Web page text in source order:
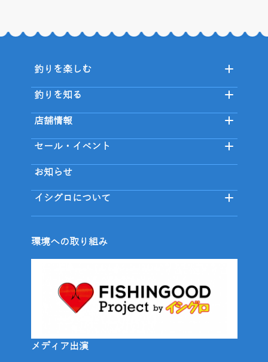
釣りを楽しむ
釣りを知る
店舗情報
セール・イベント
お知らせ
イシグロについて
環境への取り組み
メディア出演